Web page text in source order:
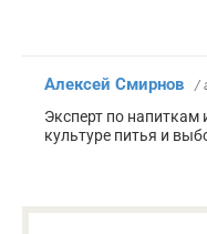
Алексей Смирнов /
Эксперт по
культуре питья и